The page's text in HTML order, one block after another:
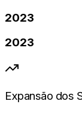
2023
2023
Expansão dos